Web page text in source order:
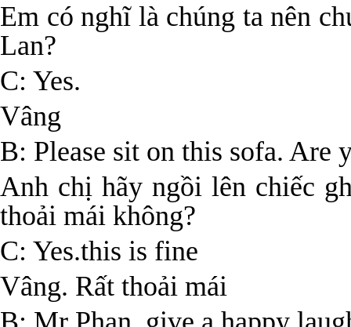
Em có nghĩ là chúng ta nên
Lan?
C: Yes.
Vâng
B: Please sit on this sofa. Are
Anh chị hãy ngồi lên chiếc
thoải mái không?
C: Yes.this is fine
Vâng. Rất thoải mái